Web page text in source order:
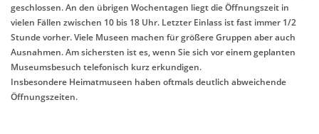
geschlossen. An den übrigen Wochentagen liegt die Öffnungszeit in
vielen Fällen zwischen 10 bis 18 Uhr. Letzter Einlass ist fast immer 1/2
Stunde vorher. Viele Museen machen für größere Gruppen aber auch
Ausnahmen. Am sichersten ist es, wenn Sie sich vor einem geplanten
Museumsbesuch telefonisch kurz erkundigen.
Insbesondere Heimatmuseen haben oftmals deutlich abweichende
Öffnungszeiten.